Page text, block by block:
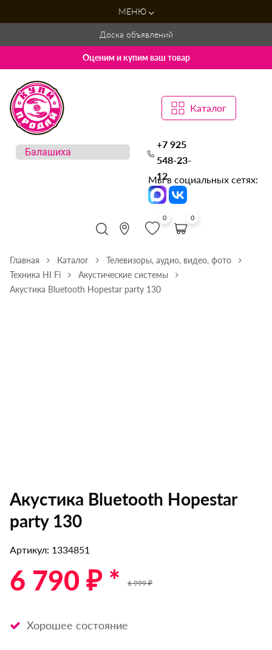
МЕНЮ
Доска объявлений
Оценим и купим ваш товар
Каталог
+7 925
548-23-
12
Мы в социальных сетях:
0 0
Главная Каталог
Телевизоры, аудио, видео, фото
Техника HI Fi
Акустические системы
Акустика Bluetooth Hopestar party 130
Акустика Bluetooth Hopestar
party 130
Артикул: 1334851
6 790 ₽ * 6 999 ₽
Хорошее состояние